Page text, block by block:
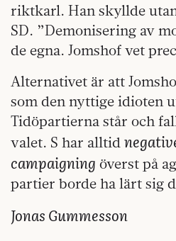
riktkarl. Han skyllde
SD. ”Demonisering av
de egna. Jomshof vet
Alternativet är att
som den nyttige idioten
Tidöpartierna står och
valet. S har alltid
campaigning överst på
partier borde ha lärt sig
Jonas Gummesson